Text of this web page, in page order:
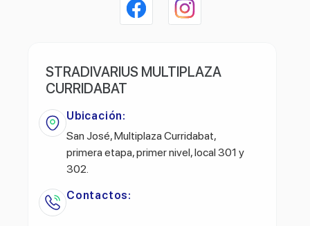
STRADIVARIUS MULTIPLAZA
CURRIDABAT
Ubicación:
San José, Multiplaza Curridabat,
primera etapa, primer nivel, local 301 y
302.
Contactos: